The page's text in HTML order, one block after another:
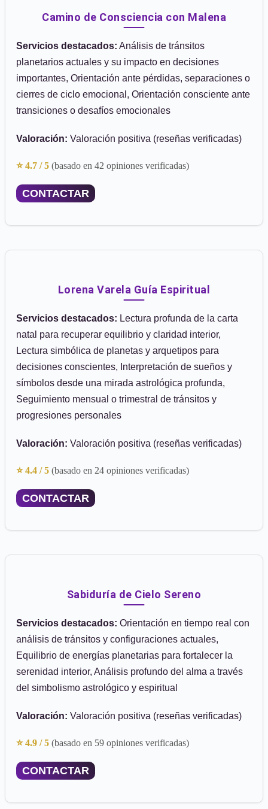
Camino de Consciencia con Malena
Servicios destacados: Análisis de tránsitos
planetarios actuales y su impacto en decisiones
importantes, Orientación ante pérdidas, separaciones o
cierres de ciclo emocional, Orientación consciente ante
transiciones o desafíos emocionales
Valoración: Valoración positiva (reseñas verificadas)
⭐ 4.7 / 5 (basado en 42 opiniones verificadas)
CONTACTAR
Lorena Varela Guía Espiritual
Servicios destacados: Lectura profunda de la carta
natal para recuperar equilibrio y claridad interior,
Lectura simbólica de planetas y arquetipos para
decisiones conscientes, Interpretación de sueños y
símbolos desde una mirada astrológica profunda,
Seguimiento mensual o trimestral de tránsitos y
progresiones personales
Valoración: Valoración positiva (reseñas verificadas)
⭐ 4.4 / 5 (basado en 24 opiniones verificadas)
CONTACTAR
Sabiduría de Cielo Sereno
Servicios destacados: Orientación en tiempo real con
análisis de tránsitos y configuraciones actuales,
Equilibrio de energías planetarias para fortalecer la
serenidad interior, Análisis profundo del alma a través
del simbolismo astrológico y espiritual
Valoración: Valoración positiva (reseñas verificadas)
⭐ 4.9 / 5 (basado en 59 opiniones verificadas)
CONTACTAR